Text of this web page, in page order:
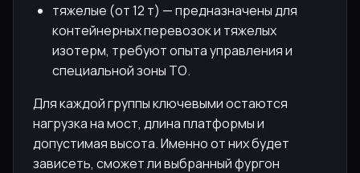
тяжелые (от 12 т) — предназначены для
контейнерных перевозок и тяжелых
изотерм, требуют опыта управления и
специальной зоны ТО.
Для каждой группы ключевыми остаются
нагрузка на мост, длина платформы и
допустимая высота. Именно от них будет
зависеть, сможет ли выбранный фургон